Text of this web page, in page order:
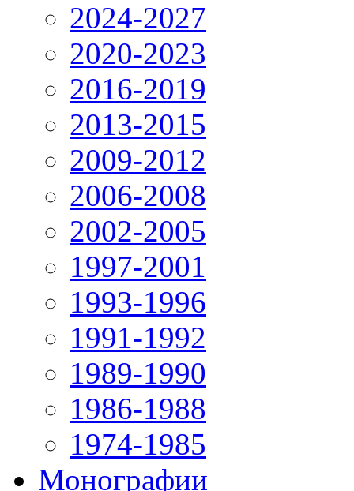
2024-2027
2020-2023
2016-2019
2013-2015
2009-2012
2006-2008
2002-2005
1997-2001
1993-1996
1991-1992
1989-1990
1986-1988
1974-1985
Монографии